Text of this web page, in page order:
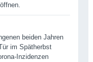
beiden Jahren
im Spätherbst
Inzidenzen